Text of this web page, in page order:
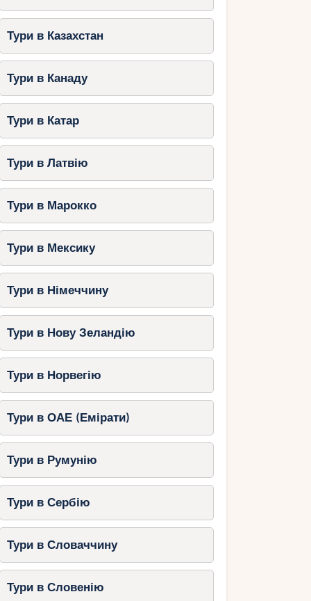
Тури в Казахстан
Тури в Канаду
Тури в Катар
Тури в Латвію
Тури в Марокко
Тури в Мексику
Тури в Німеччину
Тури в Нову Зеландію
Тури в Норвегію
Тури в ОАЕ (Емірати)
Тури в Румунію
Тури в Сербію
Тури в Словаччину
Тури в Словенію